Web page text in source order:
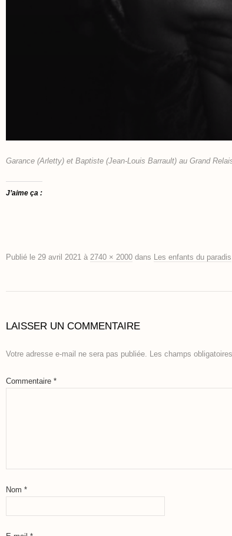
Garance (Arletty) et Baptiste (Jean-Louis Barrault) au Grand
J’aime ça :
Publié le 29 avril 2021 à 2740 × 2000 dans Les enfants du paradis
LAISSER UN COMMENTAIRE
Votre adresse e-mail ne sera pas publiée. Les champs
Commentaire *
Nom *